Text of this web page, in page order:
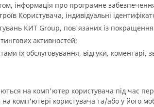
інформація про програмне
Користувача, індивідуальні
КИТ Group, пов'язаних із
активностей;
їх обслуговування, відгуки, коментарі,
на комп'ютер користувача під час
комп'ютері користувача та/або у його